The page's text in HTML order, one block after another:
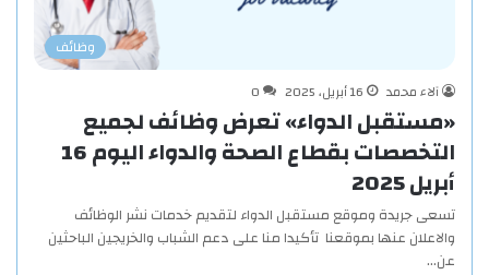
وظائف
آلاء محمد
16 أبريل، 2025 0
«مستقبل الدواء» تعرض وظائف لجميع
التخصصات بقطاع الصحة والدواء اليوم 16
أبريل 2025
تسعى جريدة وموقع مستقبل الدواء لتقديم خدمات نشر الوظائف
والاعلان عنها بموقعنا تأكيدا منا على دعم الشباب والخريجين الباحثين
عن…